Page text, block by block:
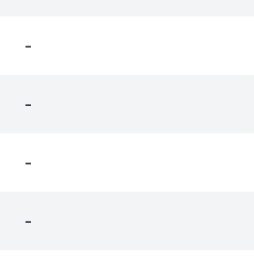
-
-
-
-